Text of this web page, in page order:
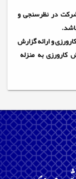
در نظرسنجی و
و ارائه گزارش
کارورزی به منزله